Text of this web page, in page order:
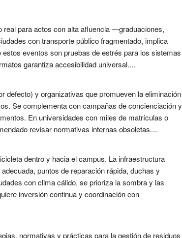
real para actos con alta afluencia —graduaciones,
con transporte público fragmentado, implica
eventos son pruebas de estrés para los sistemas
garantiza accesibilidad universal....
defecto) y organizativas que promueven la eliminación
Se complementa con campañas de concienciación y
En universidades con miles de matrículas o
revisar normativas internas obsoletas....
dentro y hacia el campus. La infraestructura
puntos de reparación rápida, duchas y
con clima cálido, se prioriza la sombra y las
inversión continua y coordinación con
normativas y prácticas para la gestión de residuos